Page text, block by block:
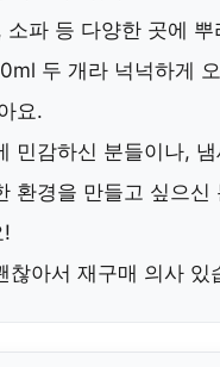
소파 등 다양한 곳에 뿌
두 개라 넉넉하게
요.
민감하신 분들이나,
환경을 만들고 싶으신
!
찮아서 재구매 의사 있